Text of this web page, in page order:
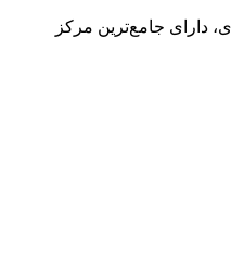
دارای جامع‌ترین مرکز